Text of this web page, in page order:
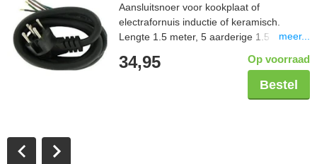
Aansluitsnoer voor kookplaat of
electrafornuis inductie of keramisch.
Lengte 1.5 meter, 5 aarderige 1.5 mm2,
meer...
34,95 Op voorraad
Bestel